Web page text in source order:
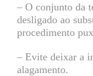
– O conjunto da
desligado ao
procedimento
– Evite deixar a
alagamento.